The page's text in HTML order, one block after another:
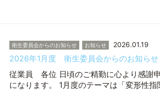
衛生委員会からのお知らせ お知らせ 2026.01.19
2026年1月度 衛生委員会からのお知らせ
従業員 各位 日頃のご精勤に心より感謝
になります。 1月度のテーマは「変形性